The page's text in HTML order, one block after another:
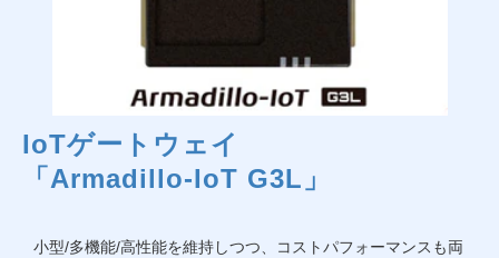
IoTゲートウェイ
「Armadillo-IoT G3L」
小型/多機能/高性能を維持しつつ、コストパフォーマンスも両